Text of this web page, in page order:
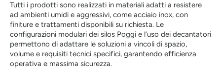
Tutti i prodotti sono realizzati in materiali adatti a resistere
ad ambienti umidi e aggressivi, come acciaio inox, con
finiture e trattamenti disponibili su richiesta. Le
configurazioni modulari dei silos Poggi e l’uso dei decantatori
permettono di adattare le soluzioni a vincoli di spazio,
volume e requisiti tecnici specifici, garantendo efficienza
operativa e massima sicurezza.